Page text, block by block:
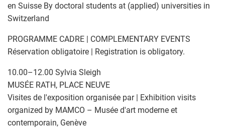
en Suisse By doctoral students at (applied) universities in
Switzerland
PROGRAMME CADRE | COMPLEMENTARY EVENTS
Réservation obligatoire | Registration is obligatory.
10.00–12.00 Sylvia Sleigh
MUSÉE RATH, PLACE NEUVE
Visites de l'exposition organisée par | Exhibition visits
organized by MAMCO – Musée d'art moderne et
contemporain, Genève